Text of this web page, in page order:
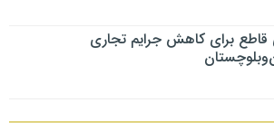
قاطع برای کاهش جرایم تجاری